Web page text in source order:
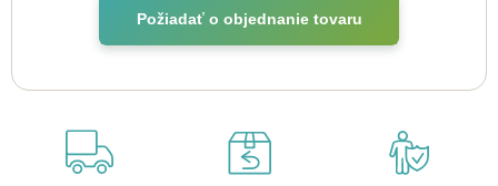
Požiadať o objednanie tovaru